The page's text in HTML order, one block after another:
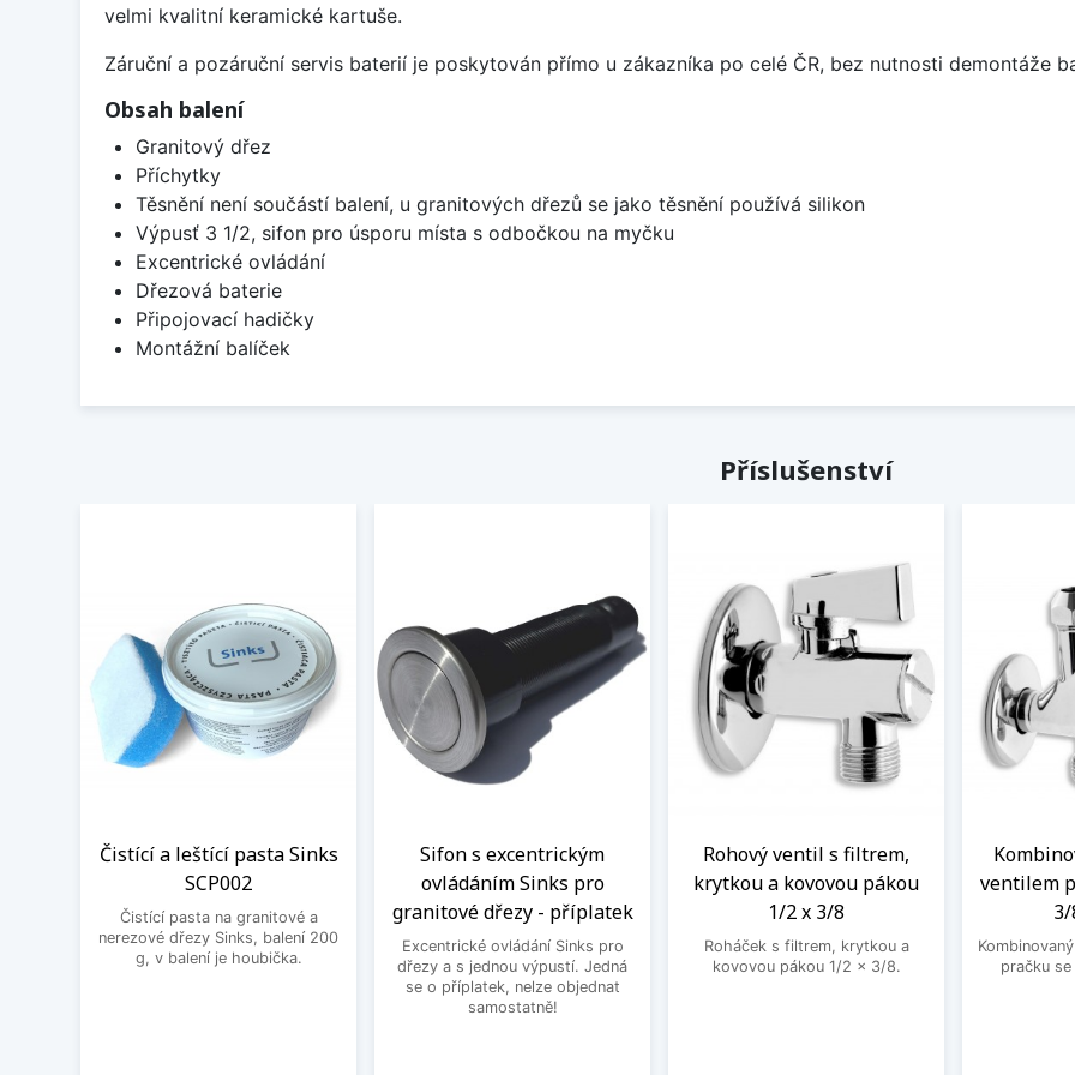
velmi kvalitní keramické kartuše.
Záruční a pozáruční servis baterií je poskytován přímo u zákazníka po celé ČR, bez nutnosti demontáže
Obsah balení
Granitový dřez
Příchytky
Těsnění není součástí balení, u granitových dřezů se jako těsnění používá silikon
Výpusť 3 1/2, sifon pro úsporu místa s odbočkou na myčku
Excentrické ovládání
Dřezová baterie
Připojovací hadičky
Montážní balíček
Příslušenství
Čistící a leštící pasta Sinks
SCP002
Čistící pasta na granitové a
nerezové dřezy Sinks, balení 200
g, v balení je houbička.
Sifon s excentrickým
ovládáním Sinks pro
granitové dřezy - příplatek
Excentrické ovládání Sinks pro
dřezy a s jednou výpustí. Jedná
se o příplatek, nelze objednat
samostatně!
Rohový ventil s filtrem,
krytkou a kovovou pákou
1/2 x 3/8
Roháček s filtrem, krytkou a
kovovou pákou 1/2 x 3/8.
ventilem
pračku